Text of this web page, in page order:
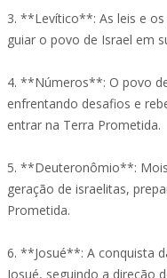
3. **Levítico**: As leis e
guiar o povo de Israel em
4. **Números**: O povo
enfrentando desafios e
entrar na Terra Prometida.
5. **Deuteronômio**:
geração de israelitas,
Prometida.
6. **Josué**: A conquista
Josué, seguindo a direção